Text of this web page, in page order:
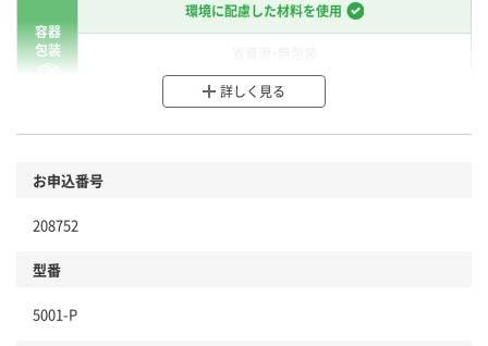
容器
包装
環境に配慮した材料を使用
分別・リサイクルしやすい設計
商品
本体
仕組
詳しく見る
お申込番号
208752
型番
5001-P